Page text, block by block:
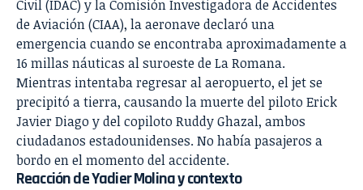
Civil (IDAC) y la Comisión Investigadora de Accidentes
de Aviación (CIAA), la aeronave declaró una
emergencia cuando se encontraba aproximadamente a
16 millas náuticas al suroeste de La Romana.
Mientras intentaba regresar al aeropuerto, el jet se
precipitó a tierra, causando la muerte del piloto Erick
Javier Diago y del copiloto Ruddy Ghazal, ambos
ciudadanos estadounidenses. No había pasajeros a
bordo en el momento del accidente.
Reacción de Yadier Molina y contexto